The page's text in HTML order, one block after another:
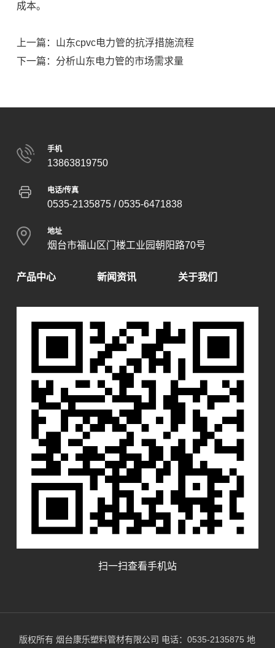
成本。
上一篇：山东cpvc电力管的抗浮措施流程
下一篇：分析山东电力管的市场需求量
手机
13863819750
电话/传真
0535-2135875/ 0535-6471838
地址
烟台市福山区门楼工业园朝阳路70号
产品中心 新闻资讯 关于我们
扫一扫查看手机站
版权所有 烟台康乐塑料管材有限公司 电话：0535-2135875 地